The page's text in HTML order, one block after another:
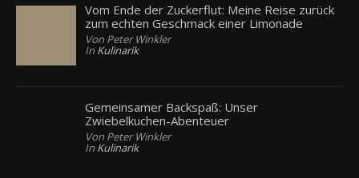
Vom Ende der Zuckerflut: Meine Reise zurück
zum echten Geschmack einer Limonade
Von Peter Winkler
In Kulinarik
Gemeinsamer Backspaß: Unser
Zwiebelkuchen-Abenteuer
Von Peter Winkler
In Kulinarik